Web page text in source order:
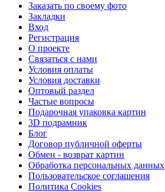
Заказать по своему фото
Закладки
Вход
Регистрация
О проекте
Связаться с нами
Условия оплаты
Условия доставки
Оптовый раздел
Частые вопросы
Подарочная упаковка картин
3D подрамник
Блог
Договор публичной оферты
Обмен - возврат картин
Обработка персональных данных
Пользовательское соглашения
Политика Cookies